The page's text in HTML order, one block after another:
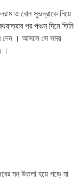
ও বোন সুভদ্রাকে নিয়ে
পর পঞ্চম দিনে তিনি
দেন । আসলে সে সময়
।
মন উতলা হয়ে পড়ে মা